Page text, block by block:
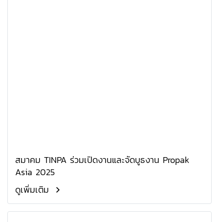
สมาคม TINPA ร่วมเปิดงานและจัดบูธงาน Propak
Asia 2025
ดูเพิ่มเติม